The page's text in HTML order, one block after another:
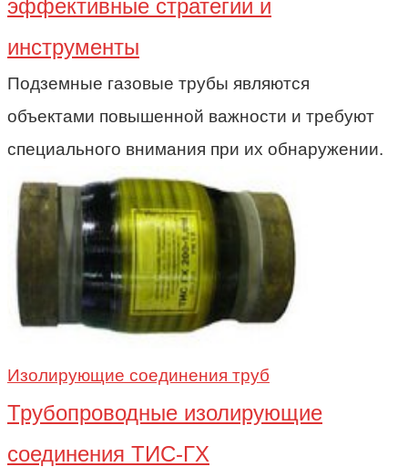
эффективные стратегии и
инструменты
Подземные газовые трубы являются
объектами повышенной важности и требуют
специального внимания при их обнаружении.
Изолирующие соединения труб
Трубопроводные изолирующие
соединения ТИС-ГХ